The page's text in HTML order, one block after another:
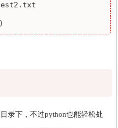
test2.txt
录下，不过python也能轻松处